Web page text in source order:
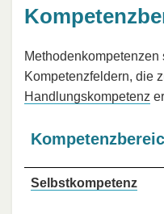
Kompetenzfeldern, die
Handlungskompetenz
Selbstkompetenz